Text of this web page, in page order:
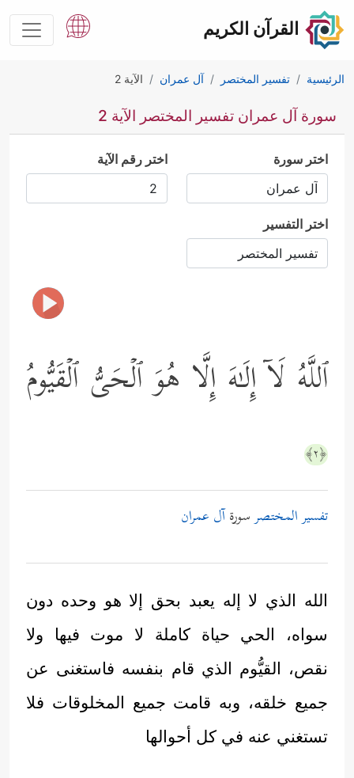
القرآن الكريم
الرئيسية تفسير المختصر آل عمران الآية 2
سورة آل عمران تفسير المختصر الآية 2
اختر سورة اختر رقم الآية
اختر التفسير
ٱللَّهُ لَاۤ إِلَـٰهَ إِلَّا هُوَ ٱلۡحَیُّ ٱلۡقَیُّومُ
﴿٢﴾
تفسير المختصرسورةآل عمران
الله الذي لا إله يعبد بحق إلا هو وحده دون
سواه، الحي حياة كاملة لا موت فيها ولا
نقص، القيُّوم الذي قام بنفسه فاستغنى عن
جميع خلقه، وبه قامت جميع المخلوقات فلا
تستغني عنه في كل أحوالها